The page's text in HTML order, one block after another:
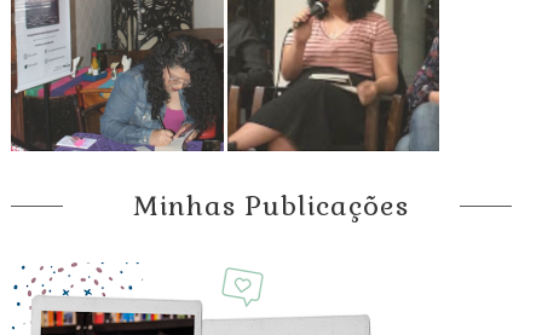
Minhas Publicações